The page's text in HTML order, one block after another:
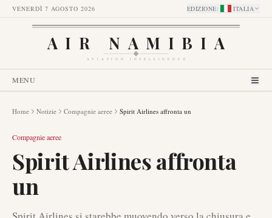
VENERDÌ 7 AGOSTO 2026 EDIZIONE: ITALIA
AIR NAMIBIA
AVIATION INTELLIGENCE
MENU
Home Notizie Compagnie aeree Spirit Airlines affronta un
Compagnie aeree
Spirit Airlines affronta
un